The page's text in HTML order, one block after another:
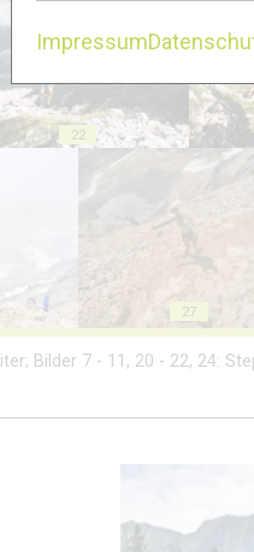
22
27
Bilder 7 - 11, 20 - 22, 24:
Impressum